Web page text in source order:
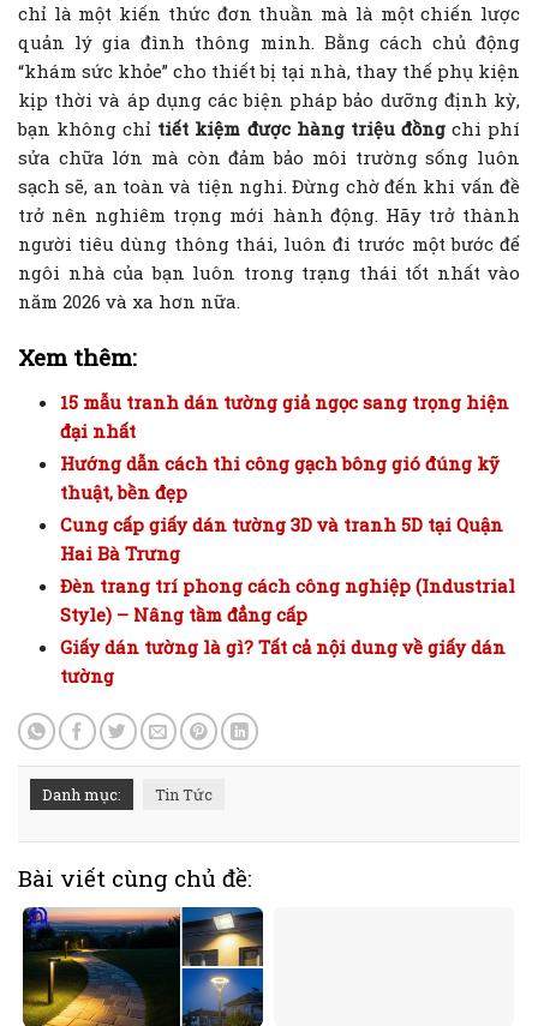
chỉ là một kiến thức đơn thuần mà là một chiến lược
quản lý gia đình thông minh. Bằng cách chủ động
“khám sức khỏe” cho thiết bị tại nhà, thay thế phụ kiện
kịp thời và áp dụng các biện pháp bảo dưỡng định kỳ,
bạn không chỉ tiết kiệm được hàng triệu đồngchi phí
sửa chữa lớn mà còn đảm bảo môi trường sống luôn
sạch sẽ, an toàn và tiện nghi. Đừng chờ đến khi vấn đề
trở nên nghiêm trọng mới hành động. Hãy trở thành
người tiêu dùng thông thái, luôn đi trước một bước để
ngôi nhà của bạn luôn trong trạng thái tốt nhất vào
năm 2026 và xa hơn nữa.
Xem thêm:
15 mẫu tranh dán tường giả ngọc sang trọng hiện
đại nhất
Hướng dẫn cách thi công gạch bông gió đúng kỹ
thuật, bền đẹp
Cung cấp giấy dán tường 3D và tranh 5D tại Quận
Hai Bà Trưng
Đèn trang trí phong cách công nghiệp (Industrial
Style) – Nâng tầm đẳng cấp
Giấy dán tường là gì? Tất cả nội dung về giấy dán
tường
Danh mục: Tin Tức
Bài viết cùng chủ đề: